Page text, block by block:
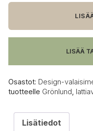
Vigo
määrä
LISÄÄ
Osastot: Design-
tuotteelle Grönlund
Lisätiedot